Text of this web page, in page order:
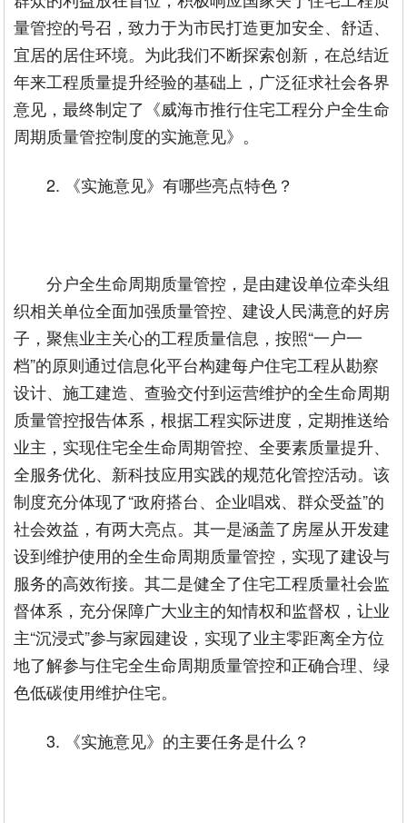
量管控的号召，致力于为市民打造更加安全、舒适、
宜居的居住环境。为此我们不断探索创新，在总结近
年来工程质量提升经验的基础上，广泛征求社会各界
意见，最终制定了《威海市推行住宅工程分户全生命
周期质量管控制度的实施意见》。
2. 《实施意见》有哪些亮点特色？
分户全生命周期质量管控，是由建设单位牵头组
织相关单位全面加强质量管控、建设人民满意的好房
子，聚焦业主关心的工程质量信息，按照“一户一
档”的原则通过信息化平台构建每户住宅工程从勘察
设计、施工建造、查验交付到运营维护的全生命周期
质量管控报告体系，根据工程实际进度，定期推送给
业主，实现住宅全生命周期管控、全要素质量提升、
全服务优化、新科技应用实践的规范化管控活动。该
制度充分体现了“政府搭台、企业唱戏、群众受益”的
社会效益，有两大亮点。其一是涵盖了房屋从开发建
设到维护使用的全生命周期质量管控，实现了建设与
服务的高效衔接。其二是健全了住宅工程质量社会监
督体系，充分保障广大业主的知情权和监督权，让业
主“沉浸式”参与家园建设，实现了业主零距离全方位
地了解参与住宅全生命周期质量管控和正确合理、绿
色低碳使用维护住宅。
3. 《实施意见》的主要任务是什么？